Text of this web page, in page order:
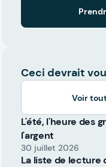
Ceci devrait
Voir
L'été, l'heure des
l'argent
30 juillet 2026
La liste de lecture